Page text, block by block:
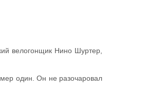
велогонщик Нино Шуртер,
один. Он не разочаровал